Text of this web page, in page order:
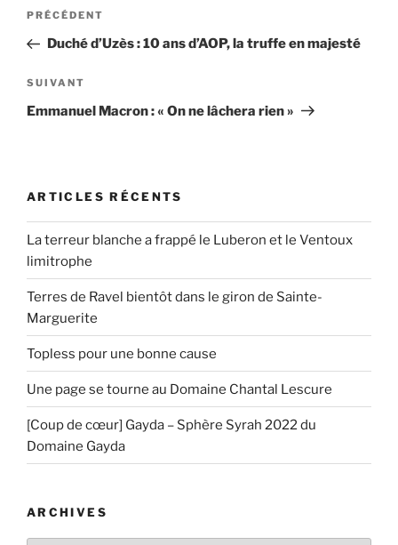
Navigation
l’article
Article
précédent
PRÉCÉDENT
Duché d’Uzès : 10 ans d’AOP, la truffe en majesté
Article
suivant
SUIVANT
Emmanuel Macron : « On ne lâchera rien »
ARTICLES RÉCENTS
La terreur blanche a frappé le Luberon et le Ventoux
limitrophe
Terres de Ravel bientôt dans le giron de Sainte-
Marguerite
Topless pour une bonne cause
Une page se tourne au Domaine Chantal Lescure
[Coup de cœur] Gayda – Sphère Syrah 2022 du
Domaine Gayda
ARCHIVES